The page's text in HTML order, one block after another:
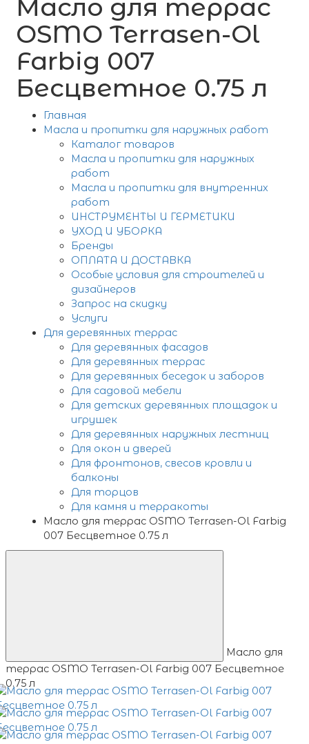
Масло для террас
OSMO Terrasen-Ol
Farbig 007
Бесцветное 0.75 л
Главная
Масла и пропитки для наружных работ
Каталог товаров
Масла и пропитки для наружных
работ
Масла и пропитки для внутренних
работ
ИНСТРУМЕНТЫ И ГЕРМЕТИКИ
УХОД И УБОРКА
Бренды
ОПЛАТА И ДОСТАВКА
Особые условия для строителей и
дизайнеров
Запрос на скидку
Услуги
Для деревянных террас
Для деревянных фасадов
Для деревянных террас
Для деревянных беседок и заборов
Для садовой мебели
Для детских деревянных площадок и
игрушек
Для деревянных наружных лестниц
Для окон и дверей
Для фронтонов, свесов кровли и
балконы
Для торцов
Для камня и терракоты
Масло для террас OSMO Terrasen-Ol Farbig
007 Бесцветное 0.75 л
Масло для
террас OSMO Terrasen-Ol Farbig 007 Бесцветное
0.75 л